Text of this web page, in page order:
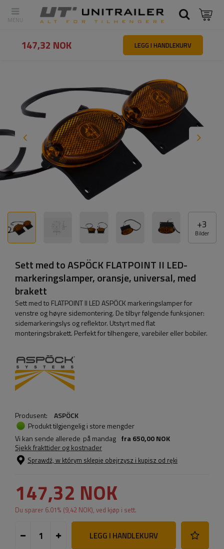
Tilbake Hovedside Belysning og elektrisk utstyr Markeringslys
+3
Bilder
Sett med to ASPÖCK FLATPOINT II LED-
markeringslamper, oransje, universal, med
brakett
Sett med to FLATPOINT II LED ASPÖCK markeringslamper for
venstre og høyre sidemontering. De tilbyr følgende funksjoner:
sidemarkeringslys og reflektor. Utstyrt med flat
monteringsbrakett. Perfekt for tilhengere, varebiler eller bobiler.
Produsent:
ASPÖCK
Produkt tilgjengelig i store mengder
Vi kan sende allerede på mandag fra650,00 NOK
Sjekk frakttider og kostnader
Sprawdź, w którym sklepie obejrzysz i kupisz od ręki
147,32 NOK
Du sparer 6.01% (9,42 NOK), ved kjøp i sett.
LEGG I HANDLEKURV
147,32 NOK LEGG I HANDLEKURV